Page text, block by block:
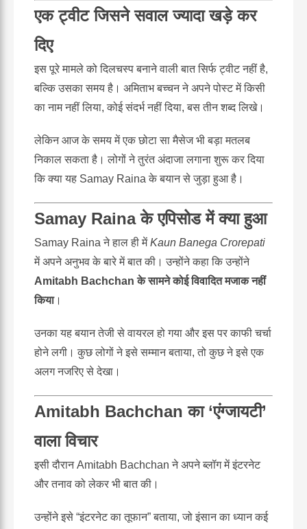
एक ट्वीट जिसने सवाल ज्यादा खड़े कर
दिए
इस पूरे मामले को दिलचस्प बनाने वाली बात सिर्फ ट्वीट नहीं है,
बल्कि उसका समय है। अमिताभ बच्चन ने अपने पोस्ट में किसी
का नाम नहीं लिया, कोई संदर्भ नहीं दिया, बस तीन शब्द लिखे।
लेकिन आज के समय में एक छोटा सा मैसेज भी बड़ा मतलब
निकाल सकता है। लोगों ने तुरंत अंदाजा लगाना शुरू कर दिया
कि क्या यह Samay Raina के बयान से जुड़ा हुआ है।
Samay Raina के एपिसोड में क्या हुआ
Samay Raina ने हाल ही मेंKaun Banega Crorepati
में अपने अनुभव के बारे में बात की। उन्होंने कहा कि उन्होंने
Amitabh Bachchan के सामने कोई विवादित मजाक नहीं
किया।
उनका यह बयान तेजी से वायरल हो गया और इस पर काफी चर्चा
होने लगी। कुछ लोगों ने इसे सम्मान बताया, तो कुछ ने इसे एक
अलग नजरिए से देखा।
Amitabh Bachchan का ‘एंग्जायटी’
वाला विचार
इसी दौरान Amitabh Bachchan ने अपने ब्लॉग में इंटरनेट
और तनाव को लेकर भी बात की।
उन्होंने इसे “इंटरनेट का तूफान” बताया, जो इंसान का ध्यान कई